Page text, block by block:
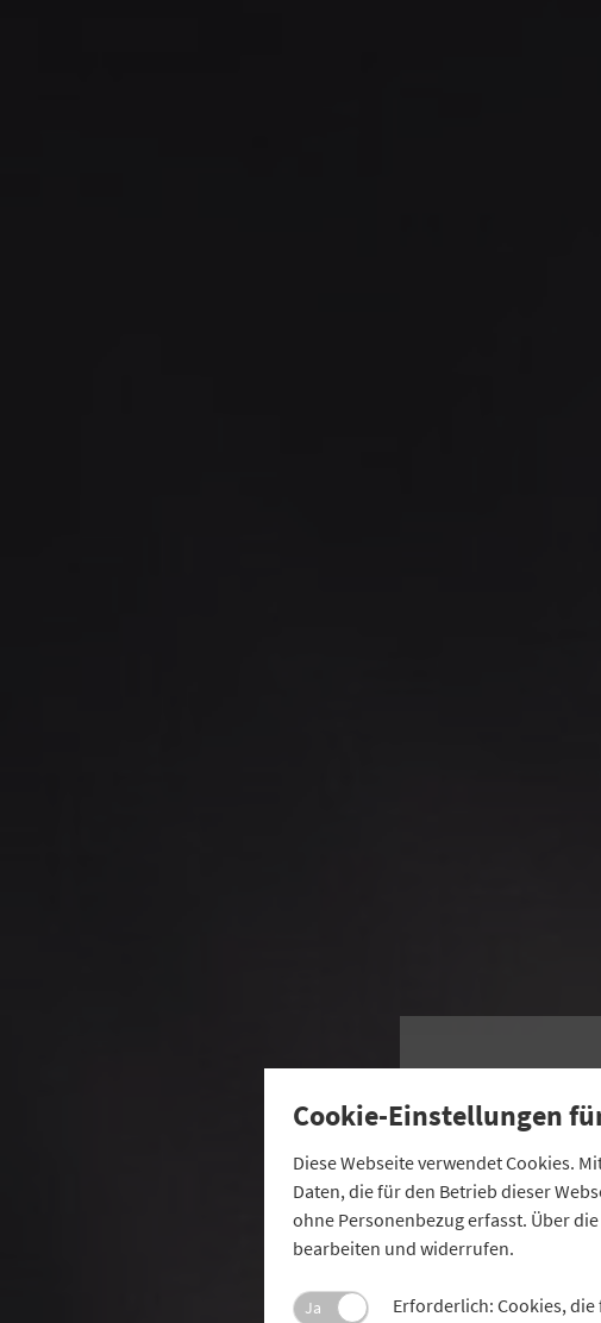
der
Cookie-Einstellungen
Diese Webseite verwendet Cookies.
Daten, die für den Betrieb dieser
ohne Personenbezug erfasst. Über
bearbeiten und widerrufen.
Ja Erforderlich: Cookies,